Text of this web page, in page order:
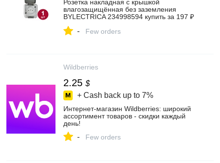
Розетка накладная с крышкой
влагозащищённая без заземления
BYLECTRICA 234998594 купить за 197 ₽
- Few orders
Wildberries
2.25 $
+ Cash back up to 7%
Интернет‑магазин Wildberries: широкий
ассортимент товаров - скидки каждый
день!
- Few orders